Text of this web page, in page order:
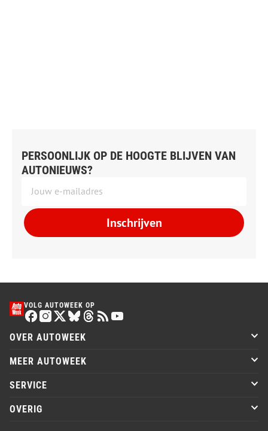
PERSOONLIJK OP DE HOOGTE BLIJVEN VAN
AUTONIEUWS?
Inschrijven
VOLG AUTOWEEK OP
OVER AUTOWEEK
MEER AUTOWEEK
SERVICE
OVERIG